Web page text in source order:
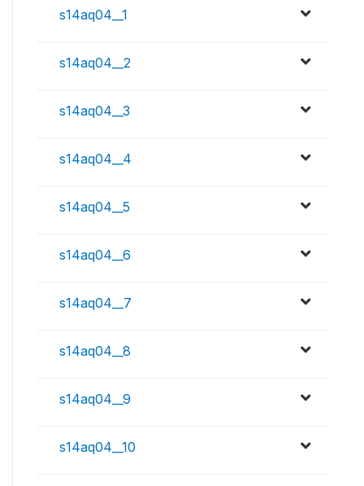
s14aq04__1
s14aq04__2
s14aq04__3
s14aq04__4
s14aq04__5
s14aq04__6
s14aq04__7
s14aq04__8
s14aq04__9
s14aq04__10